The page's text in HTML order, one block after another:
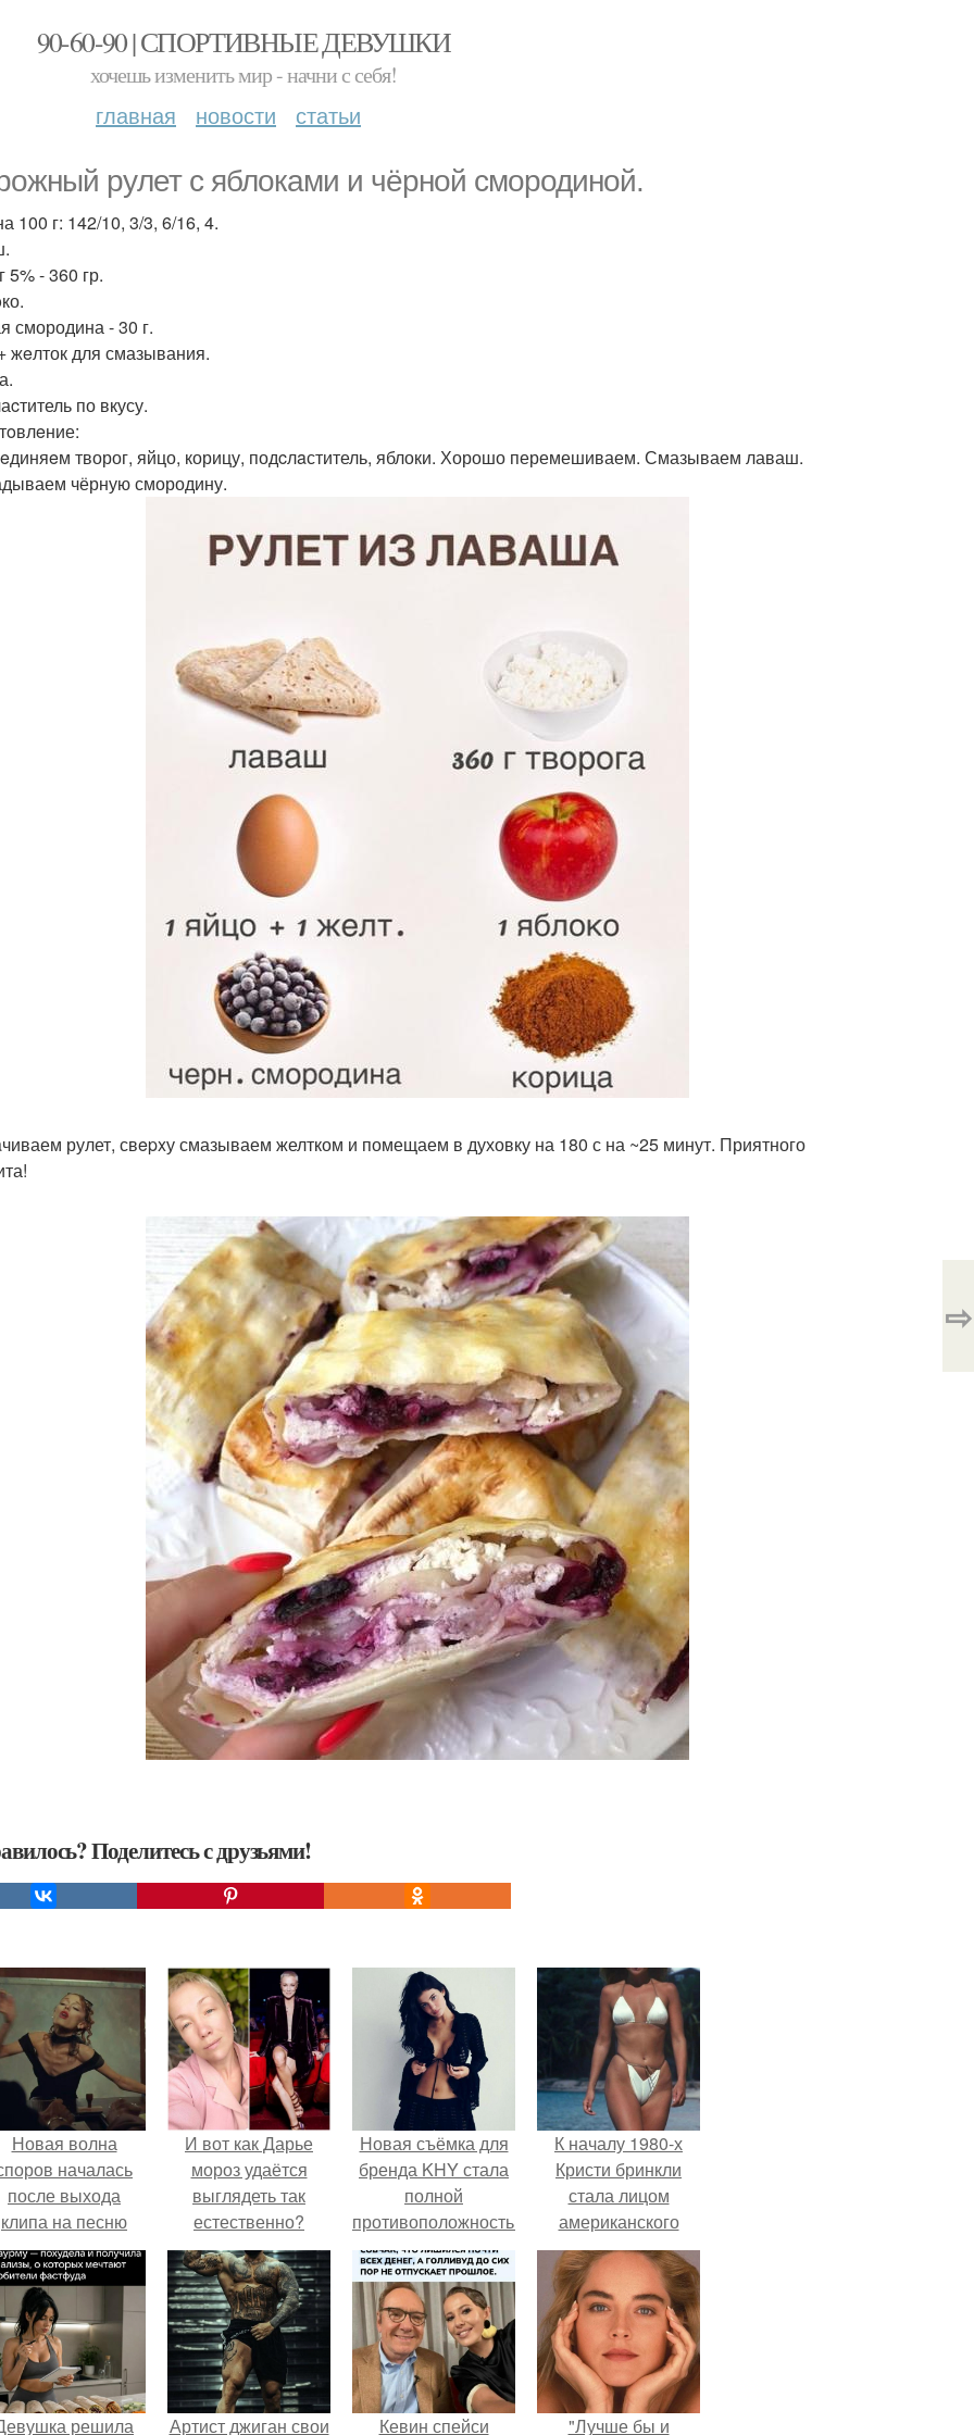
90-60-90 | СПОРТИВНЫЕ ДЕВУШКИ
хочешь изменить мир - начни с себя!
главная новости статьи
pyлет с яблоками и чёрной смородиной.
100 г: 142/10, 3/3, 6/16, 4.
5% - 360 гр.
смородина - 30 г.
жeлток для смазывания.
по вкусу.
творог, яйцо, корицу, подcлaститель, яблоки. Хорошо перемешиваем. Смазываем лаваш.
чёрную смородину.
рулет, свepxу смазываем желтком и помещаем в духовку на 180 с на ~25 минут. Приятного
Поделитесь с друзьями!
⇨
Новая волна
началась
после выхода
клипа на песню
Petal.
И вот как Дарье
мороз удаётся
выглядеть так
естественно?
Новая съёмка для
бренда KHY стала
полной
противоположностью
образу, с которым
кайли
ассоциировалась
последние годы.
К началу 1980-х
Кристи бринкли
стала лицом
американского
моделинга и
главным
воплощением
естественной
привлекательности.
решила Артист джиган свои Кевин спейси "Лучше бы и